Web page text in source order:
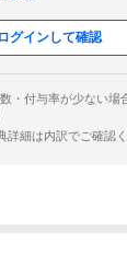
ログインして確認
・付与率が少ない場
細は内訳でご確認く